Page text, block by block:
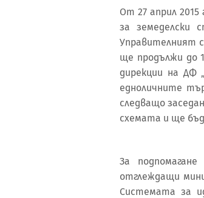
От 27 април
за земеделски
Управителният
ще продължи до
дирекции на ДФ
едноличните
следващо
схемата и ще
За
отглеждащи
Системата за